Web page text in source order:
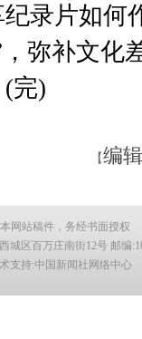
录片如何
弥补文化
完)
【编
网站稿件，务经书面授权
城区百万庄南街12号 邮编
支持:中国新闻社网络中心